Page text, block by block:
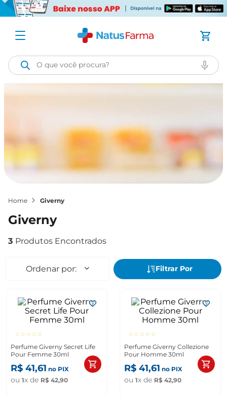
O que você procura?
giverny
giverny
3
☆☆☆☆☆
Perfume Giverny Secret Life
Pour Femme 30ml
R$ 41,61 no PIX
ou 1x de R$ 42,90
☆☆☆☆☆
Perfume Giverny Collezione
Pour Homme 30ml
R$ 41,61 no PIX
ou 1x de R$ 42,90